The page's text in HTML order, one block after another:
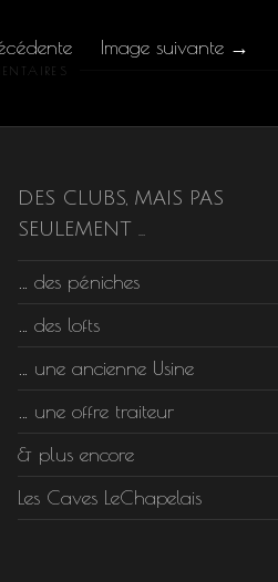
Image suivante
DES CLUBS, MAIS PAS
SEULEMENT …
… des péniches
… des lofts
… une ancienne Usine
… une offre traiteur
& plus encore
Les Caves LeChapelais